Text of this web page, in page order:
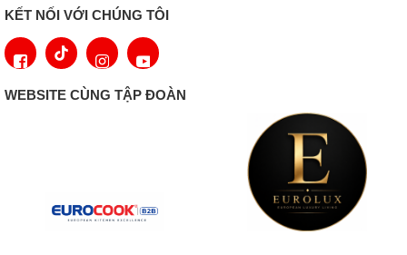
KẾT NỐI VỚI CHÚNG TÔI
WEBSITE CÙNG TẬP ĐOÀN